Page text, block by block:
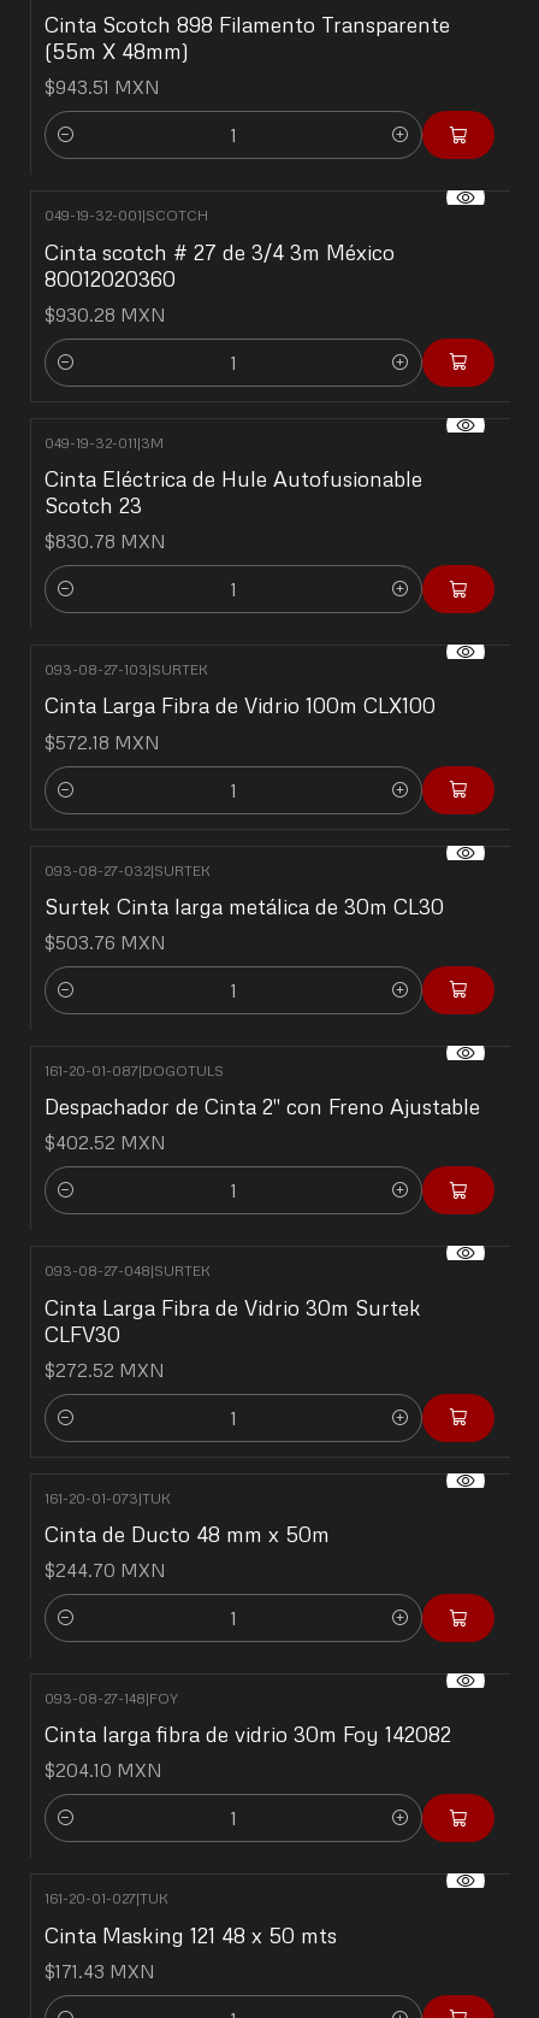
Cinta Scotch 898 Filamento Transparente
(55m X 48mm)
$943.51 MXN
Cantidad
049-19-32-001|SCOTCH
Cinta scotch # 27 de 3/4 3m México
80012020360
$930.28 MXN
Cantidad
049-19-32-011|3M
Cinta Eléctrica de Hule Autofusionable
Scotch 23
$830.78 MXN
Cantidad
093-08-27-103|SURTEK
Cinta Larga Fibra de Vidrio 100m CLX100
$572.18 MXN
Cantidad
093-08-27-032|SURTEK
Surtek Cinta larga metálica de 30m CL30
$503.76 MXN
Cantidad
161-20-01-087|DOGOTULS
Despachador de Cinta 2" con Freno Ajustable
$402.52 MXN
Cantidad
093-08-27-048|SURTEK
Cinta Larga Fibra de Vidrio 30m Surtek
CLFV30
$272.52 MXN
Cantidad
161-20-01-073|TUK
Cinta de Ducto 48 mm x 50m
$244.70 MXN
Cantidad
093-08-27-148|FOY
Cinta larga fibra de vidrio 30m Foy 142082
$204.10 MXN
Cantidad
161-20-01-027|TUK
Cinta Masking 121 48 x 50 mts
$171.43 MXN